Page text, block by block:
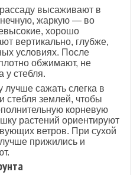
высаживают в
жаркую — во
хорошо
вертикально, глубже,
условиях. После
обжимают, не
у стебля.
сажать слегка в
стебля землей, чтобы
корневую
растений ориентируют
ветров. При сухой
прижились и